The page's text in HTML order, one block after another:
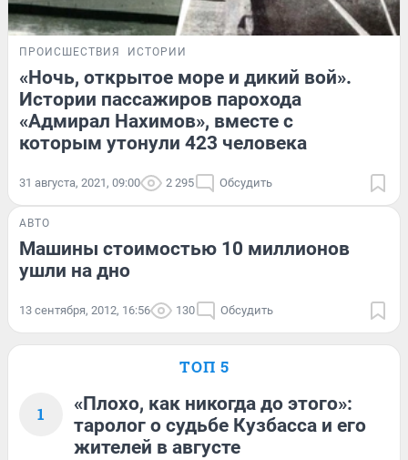
ПРОИСШЕСТВИЯ ИСТОРИИ
«Ночь, открытое море и дикий вой».
Истории пассажиров парохода
«Адмирал Нахимов», вместе с
которым утонули 423 человека
31 августа, 2021, 09:00 2 295 Обсудить
АВТО
Машины стоимостью 10 миллионов
ушли на дно
13 сентября, 2012, 16:56 130 Обсудить
ТОП 5
1
«Плохо, как никогда до этого»:
таролог о судьбе Кузбасса и его
жителей в августе